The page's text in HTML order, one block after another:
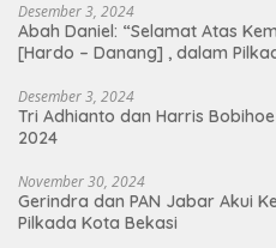
Desember 3, 2024
Abah Daniel: “Selamat Atas
[Hardo – Danang] , dalam
Desember 3, 2024
Tri Adhianto dan Harris
2024
November 30, 2024
Gerindra dan PAN Jabar Akui
Pilkada Kota Bekasi